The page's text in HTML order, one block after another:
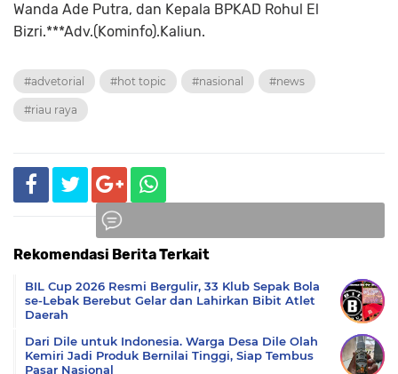
Wanda Ade Putra, dan Kepala BPKAD Rohul El
Bizri.***Adv.(Kominfo).Kaliun.
#advetorial #hot topic #nasional #news
#riau raya
Rekomendasi Berita Terkait
BIL Cup 2026 Resmi Bergulir, 33 Klub Sepak Bola
se-Lebak Berebut Gelar dan Lahirkan Bibit Atlet
Daerah
Dari Dile untuk Indonesia. Warga Desa Dile Olah
Kemiri Jadi Produk Bernilai Tinggi, Siap Tembus
Pasar Nasional